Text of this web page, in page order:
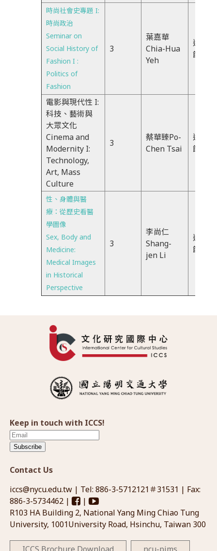
時尚社會史專題 I:
時尚政治
Seminar on
Social History of
Fashion I :
Politics of
Fashion
3
葉嘉華
Chia-Hua
Yeh
週三
節
電影與現代性 I:
科技、藝術與
大眾文化
Cinema and
Modernity I:
Technology,
Art, Mass
Culture
3
蔡華臻Po-
Chen Tsai
週五
節
性、身體與醫
療：從歷史看醫
學圖像
Sex, Body and
Medicine:
Medical Images
in Historical
Perspective
3
李尚仁
Shang-
jen Li
週二
節
Keep in touch with ICCS!
Subscribe
Contact Us
iccs@nycu.edu.tw | Tel: 886-3-5712121＃31531 | Fax:
886-3-5734462 |
|
R103 HA Building 2, National Yang Ming Chiao Tung
University, 1001University Road, Hsinchu, Taiwan 300